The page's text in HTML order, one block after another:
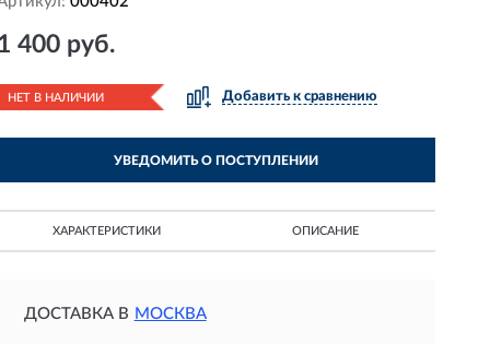
400 руб.
НЕТ В НАЛИЧИИ Добавить к сравнению
УВЕДОМИТЬ О ПОСТУПЛЕНИИ
ХАРАКТЕРИСТИКИ ОПИСАНИЕ
ДОСТАВКА В МОСКВА